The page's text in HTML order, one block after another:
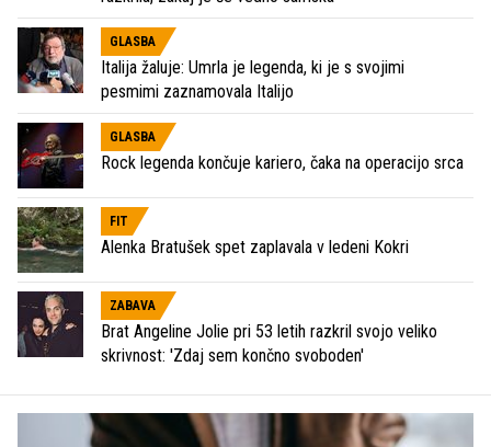
GLASBA
Italija žaluje: Umrla je legenda, ki je s svojimi
pesmimi zaznamovala Italijo
GLASBA
Rock legenda končuje kariero, čaka na operacijo srca
FIT
Alenka Bratušek spet zaplavala v ledeni Kokri
ZABAVA
Brat Angeline Jolie pri 53 letih razkril svojo veliko
skrivnost: 'Zdaj sem končno svoboden'